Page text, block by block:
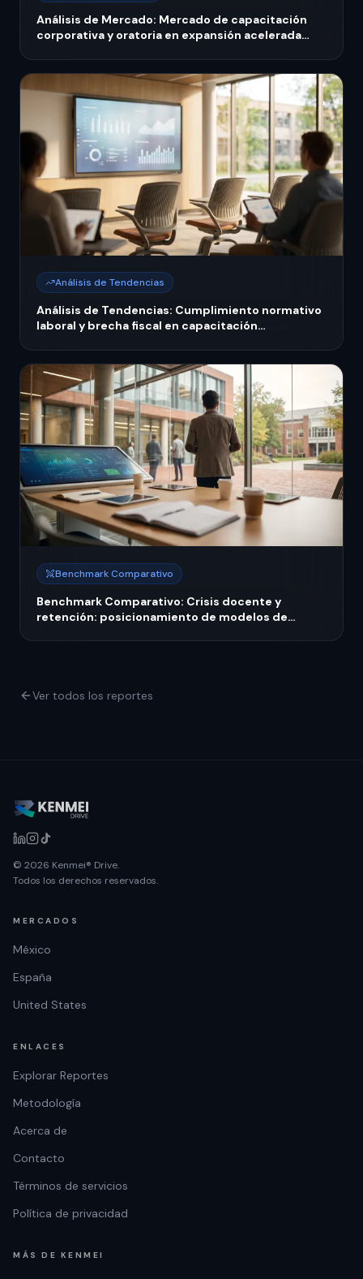
Análisis de Mercado: Mercado de capacitación
corporativa y oratoria en expansión acelerada
Análisis de Tendencias
Análisis de Tendencias: Cumplimiento normativo
laboral y brecha fiscal en capacitación
Benchmark Comparativo
Benchmark Comparativo: Crisis docente y
retención: posicionamiento de modelos de
Ver todos los reportes
© 2026 Kenmei® Drive.
Todos los derechos reservados.
MERCADOS
México
España
United States
ENLACES
Explorar Reportes
Metodología
Acerca de
Contacto
Términos de servicios
Política de privacidad
MÁS DE KENMEI